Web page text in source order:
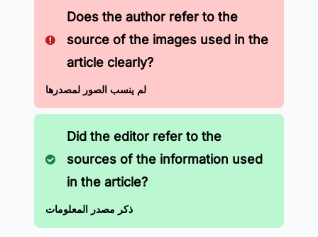
Does the author refer to the
source of the images used in the
article clearly?
لم ينسب الصور لمصدرها
Did the editor refer to the
sources of the information used
in the article?
ذكر مصدر المعلومات